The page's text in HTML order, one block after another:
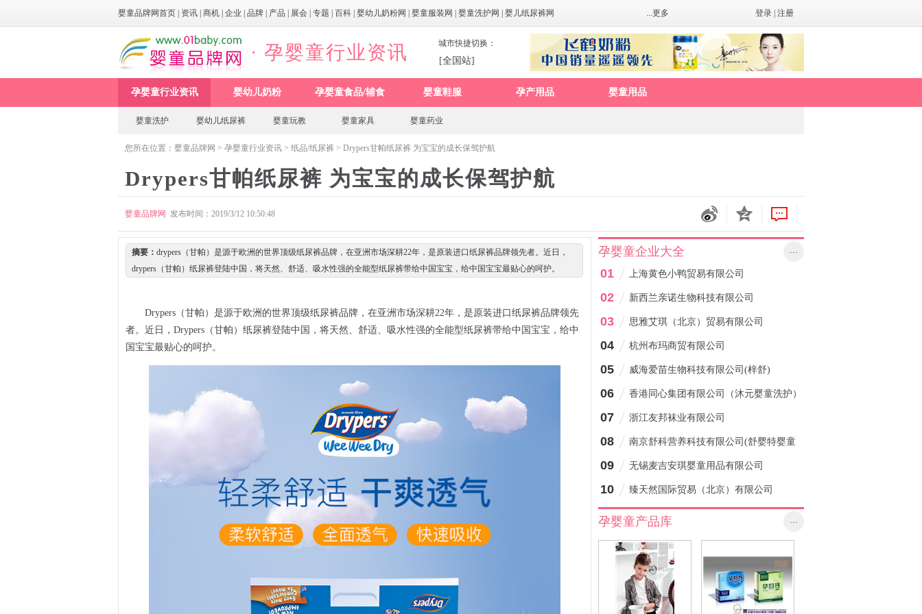
婴童品牌网首页 资讯 商机 企业 品牌 产品 展会 专题 百科 婴幼儿奶粉网 婴童服装网 婴童洗护网 婴儿纸尿裤网 ...更多 登录 注册
· 孕婴童行业资讯 城市快捷切换：
[全国站]
孕婴童行业资讯 婴幼儿奶粉 孕婴童食品/辅食 婴童鞋服 孕产用品 婴童用品
婴童洗护 婴幼儿纸尿裤 婴童玩教 婴童家具 婴童药业
您所在位置： 婴童品牌网 > 孕婴童行业资讯 > 纸品/纸尿裤 > Drypers甘帕纸尿裤 为宝宝的成长保驾护航
Drypers甘帕纸尿裤 为宝宝的成长保驾护航
婴童品牌网 发布时间：2019/3/12 10:50:48
摘要： drypers（甘帕）是源于欧洲的世界顶级纸尿裤品牌，在亚洲市场深耕22年，是原装进口纸尿裤品牌领先者。近日，
drypers（甘帕）纸尿裤登陆中国，将天然、舒适、吸水性强的全能型纸尿裤带给中国宝宝，给中国宝宝最贴心的呵护。
Drypers（甘帕）是源于欧洲的世界顶级纸尿裤品牌，在亚洲市场深耕22年，是原装进口纸尿裤品牌领先
者。近日，Drypers（甘帕）纸尿裤登陆中国，将天然、舒适、吸水性强的全能型纸尿裤带给中国宝宝，给中
国宝宝最贴心的呵护。
...
孕婴童企业大全
上海黄色小鸭贸易有限公司
01 /
新西兰亲诺生物科技有限公司
02 /
思雅艾琪（北京）贸易有限公司
03 /
杭州布玛商贸有限公司
04 /
威海爱苗生物科技有限公司(梓舒)
05 /
香港同心集团有限公司（沐元婴童洗护）
06 /
浙江友邦袜业有限公司
07 /
南京舒科营养科技有限公司(舒婴特婴童
营养品)
08 /
无锡麦吉安琪婴童用品有限公司
09 /
臻天然国际贸易（北京）有限公司
10 /
...
孕婴童产品库